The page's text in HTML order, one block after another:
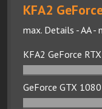
KFA2
max. Details - AA -
KFA2 GeForce
GeForce GTX